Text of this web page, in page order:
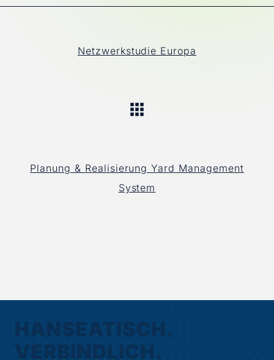
Netzwerkstudie Europa
Planung & Realisierung Yard Management
System
HANSEATISCH.
VERBINDLICH.